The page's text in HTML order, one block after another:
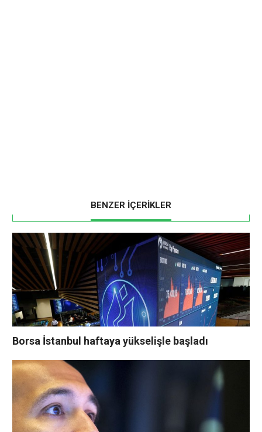
BENZER İÇERİKLER
Borsa İstanbul haftaya yükselişle başladı